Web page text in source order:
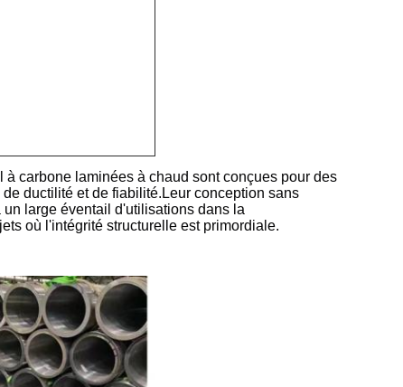
carbone laminées à chaud sont conçues pour des
ductilité et de fiabilité.Leur conception sans
large éventail d'utilisations dans la
où l'intégrité structurelle est primordiale.